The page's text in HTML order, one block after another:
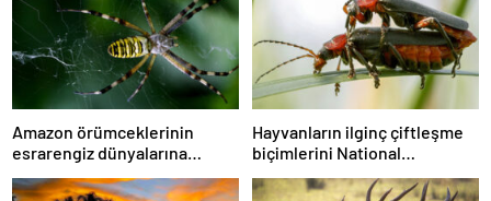
Amazon örümceklerinin
esrarengiz dünyalarına
gitmeye hazır olun.
Hayvanların ilginç çiftleşme
biçimlerini National
Geographic görüntüledi.